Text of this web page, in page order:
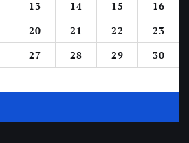
13 14 15
16
20 21 22
23
27 28 29
30